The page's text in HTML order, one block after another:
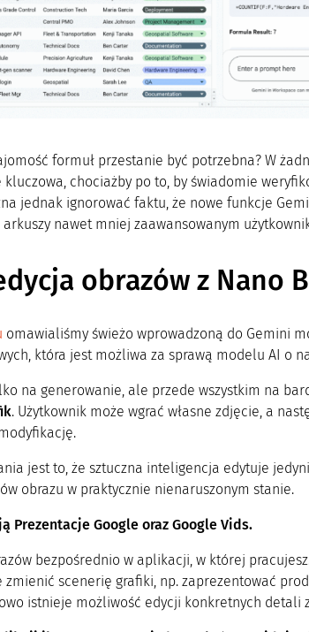
formuł przestanie być potrzebna? W
chociażby po to, by świadomie
jednak ignorować faktu, że nowe funkcje
nawet mniej zaawansowanym
obrazów z Nano
omawialiśmy świeżo wprowadzoną do Gemini
która jest możliwa za sprawą modelu AI o
na generowanie, ale przede wszystkim na
. Użytkownik może wgrać własne zdjęcie, a
jest to, że sztuczna inteligencja edytuje
obrazu w praktycznie nienaruszonym stanie.
Prezentacje Google oraz Google Vids.
bezpośrednio w aplikacji, w której
zmienić scenerię grafiki, np. zaprezentować
istnieje możliwość edycji konkretnych detali